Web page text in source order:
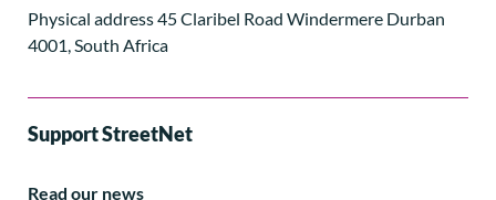
Physical address 45 Claribel Road Windermere Durban
4001, South Africa
Support StreetNet
Read our news